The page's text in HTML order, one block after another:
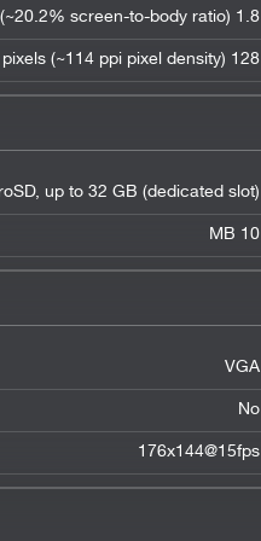
1.8 inches (~20.2% screen-to-body ratio)
128 x 160 pixels (~114 ppi pixel density)
up to 32 GB (dedicated slot)
10 MB
VGA
No
176x144@15fps